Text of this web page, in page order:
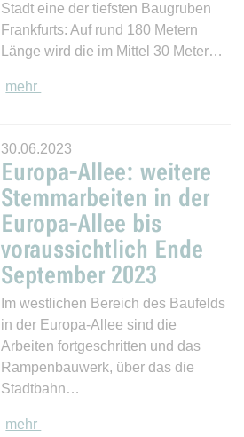
Stadt eine der tiefsten Baugruben
Frankfurts: Auf rund 180 Metern
Länge wird die im Mittel 30 Meter…
mehr
30.06.2023
Europa-Allee: weitere
Stemmarbeiten in der
Europa-Allee bis
voraussichtlich Ende
September 2023
Im westlichen Bereich des Baufelds
in der Europa-Allee sind die
Arbeiten fortgeschritten und das
Rampenbauwerk, über das die
Stadtbahn…
mehr